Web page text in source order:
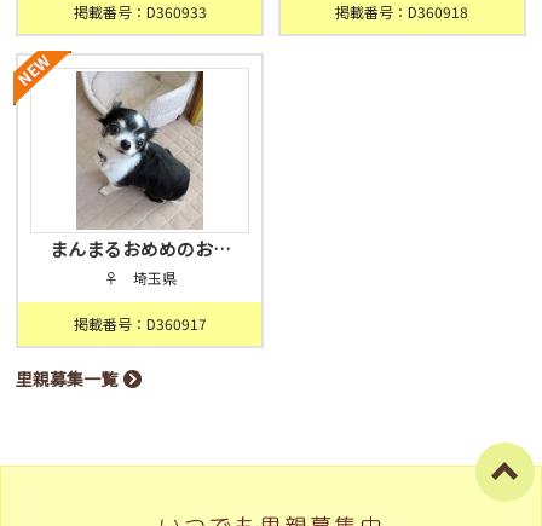
掲載番号：D360933 掲載番号：D360918
まんまるおめめのお…
♀ 埼玉県
掲載番号：D360917
里親募集一覧